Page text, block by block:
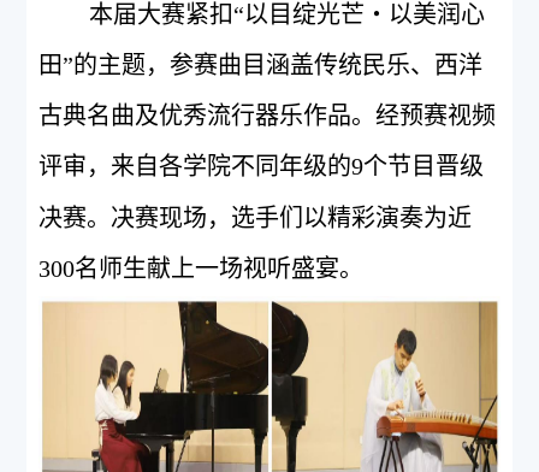
本届大赛紧扣“以目绽光芒・以美润心
田”的主题，参赛曲目涵盖传统民乐、西洋
古典名曲及优秀流行器乐作品。经预赛视频
评审，来自各学院不同年级的9个节目晋级
决赛。决赛现场，选手们以精彩演奏为近
300名师生献上一场视听盛宴。